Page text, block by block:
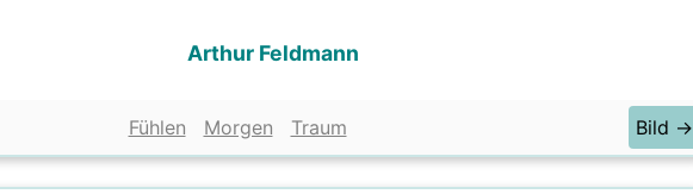
Arthur Feldmann
Fühlen Morgen Traum Bild →